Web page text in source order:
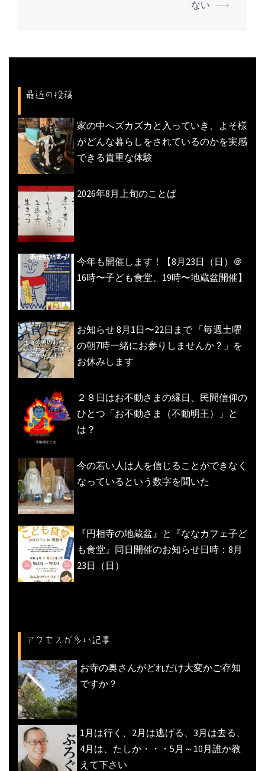
シ
ン
ない ⟶
最近の投稿
家の中へズカズカと入っていき、よそ様
がどんな暮らしをされているのかを実感
できる貴重な体験
2026年8月上旬のことば
今年も開催します！【8月23日（日）＠
16時〜子ども食堂、19時〜地蔵盆開催】
お知らせ 8月1日〜22日まで 「毎週土曜
の朝7時一緒にお参りしませんか？」を
お休みします
２８日はお不動さまの縁日、民間信仰の
ひとつ「お不動さま（不動明王）」と
は？
今の若い人は人を信じることができなく
なっているという数字を聞いた
『円相寺の地蔵盆』と『ななカフェ子ど
も食堂』同日開催のお知らせ日時：8月
23日（日）
アクセスが多い記事
お寺の奥さんがどれだけ大変かご存知
ですか？
1月は行く、2月は逃げる、3月は去る、
4月は、たしか・・・5月～10月誰か教
えて下さい